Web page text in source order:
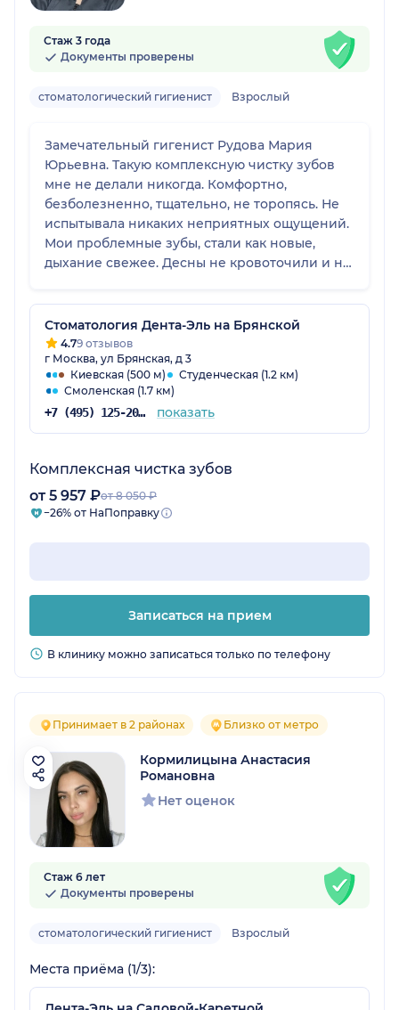
Стаж 3 года
Документы проверены
стоматологический гигиенист Взрослый
Замечательный гигенист Рудова Мария
Юрьевна. Такую комплексную чистку зубов
мне не делали никогда. Комфортно,
безболезненно, тщательно, не торопясь. Не
испытывала никаких неприятных ощущений.
Мои проблемные зубы, стали как новые,
дыхание свежее. Десны не кровоточили и не
рекомендации и советы по гигиене моей
полости рта, с учётом всех особенностей.
Отличный специалист. Теперь на чистку
только к ней!
Стоматология Дента-Эль на Брянской
4.79 отзывов
г Москва, ул Брянская, д 3
Киевская (500 м)
Студенческая (1.2 км)
Смоленская (1.7 км)
+7 (495) 125-20-98 показать
Комплексная чистка зубов
от 5 957 ₽от 8 050 ₽
−26% от НаПоправку
Записаться на прием
В клинику можно записаться только по телефону
Принимает в 2 районах Близко от метро
Кормилицына Анастасия
Романовна
Нет оценок
Стаж 6 лет
Документы проверены
стоматологический гигиенист Взрослый
Места приёма (1/3):